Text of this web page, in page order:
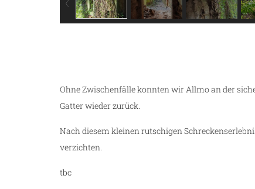
Ohne Zwischenfälle konnten wir Allmo an der
Gatter wieder zurück.
Nach diesem kleinen rutschigen
verzichten.
tbc